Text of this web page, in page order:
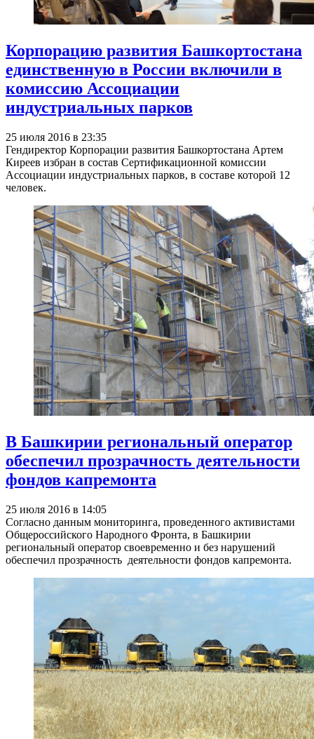
Корпорацию развития Башкортостана
единственную в России включили в
комиссию Ассоциации
индустриальных парков
25 июля 2016 в 23:35
Гендиректор Корпорации развития Башкортостана Артем
Киреев избран в состав Сертификационной комиссии
Ассоциации индустриальных парков, в составе которой 12
человек.
В Башкирии региональный оператор
обеспечил прозрачность деятельности
фондов капремонта
25 июля 2016 в 14:05
Согласно данным мониторинга, проведенного активистами
Общероссийского Народного Фронта, в Башкирии
региональный оператор своевременно и без нарушений
обеспечил прозрачность деятельности фондов капремонта.